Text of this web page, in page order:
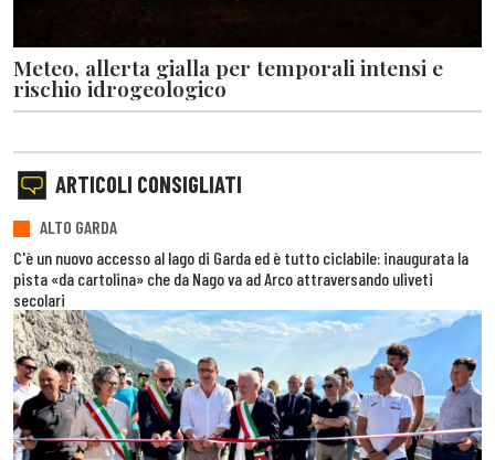
Meteo, allerta gialla per temporali intensi e
rischio idrogeologico
ARTICOLI CONSIGLIATI
ALTO GARDA
C'è un nuovo accesso al lago di Garda ed è tutto ciclabile: inaugurata la
pista «da cartolina» che da Nago va ad Arco attraversando uliveti
secolari